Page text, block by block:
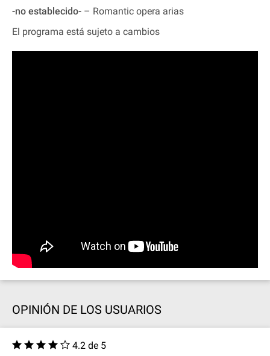
-no establecido- – Romantic opera arias
El programa está sujeto a cambios
OPINIÓN DE LOS USUARIOS
4.2 de 5